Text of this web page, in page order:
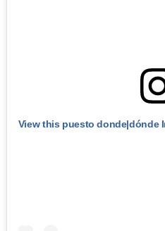
View this puesto donde|dónde